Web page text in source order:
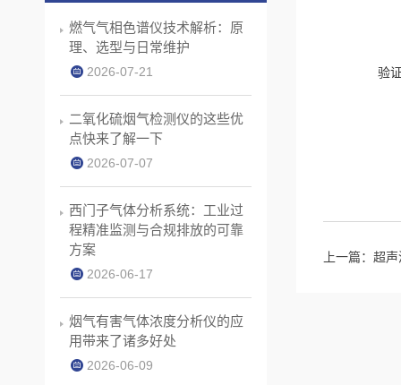
验
上一篇： 超声
燃气气相色谱仪技术解析：原
理、选型与日常维护
2026-07-21
二氧化硫烟气检测仪的这些优
点快来了解一下
2026-07-07
西门子气体分析系统：工业过
程精准监测与合规排放的可靠
方案
2026-06-17
烟气有害气体浓度分析仪的应
用带来了诸多好处
2026-06-09